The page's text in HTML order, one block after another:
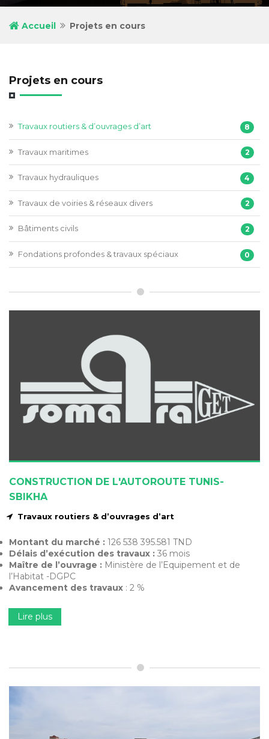
Accueil Projets en cours
Projets en cours
Travaux routiers & d’ouvrages d’art 8
Travaux maritimes 2
Travaux hydrauliques 4
Travaux de voiries & réseaux divers 2
Bâtiments civils 2
Fondations profondes & travaux spéciaux 0
CONSTRUCTION DE L'AUTOROUTE TUNIS-
SBIKHA
Travaux routiers & d’ouvrages d’art
Montant du marché : 126 538 395.581 TND
Délais d’exécution des travaux : 36 mois
Maître de l’ouvrage : Ministère de l’Equipement et de
l’Habitat -DGPC
Avancement des travaux : 2 %
Lire plus